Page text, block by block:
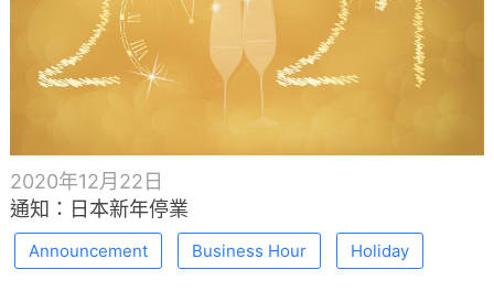
2020年12月22日
通知：日本新年停業
Announcement Business Hour Holiday